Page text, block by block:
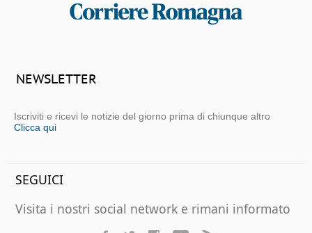
NEWSLETTER
Iscriviti e ricevi le notizie del giorno prima di chiunque altro
Clicca qui
SEGUICI
Visita i nostri social network e rimani informato